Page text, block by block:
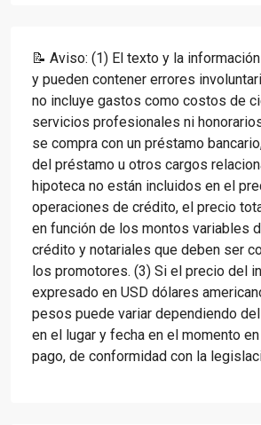
📝 Aviso: (1) El texto y la
y pueden contener errores
no incluye gastos como costos de
servicios profesionales ni
se compra con un préstamo
del préstamo u otros cargos
hipoteca no están incluidos en el
operaciones de crédito, el precio
en función de los montos variables
crédito y notariales que deben ser
los promotores. (3) Si el precio del
expresado en USD dólares
pesos puede variar dependiendo
en el lugar y fecha en el momento
pago, de conformidad con la